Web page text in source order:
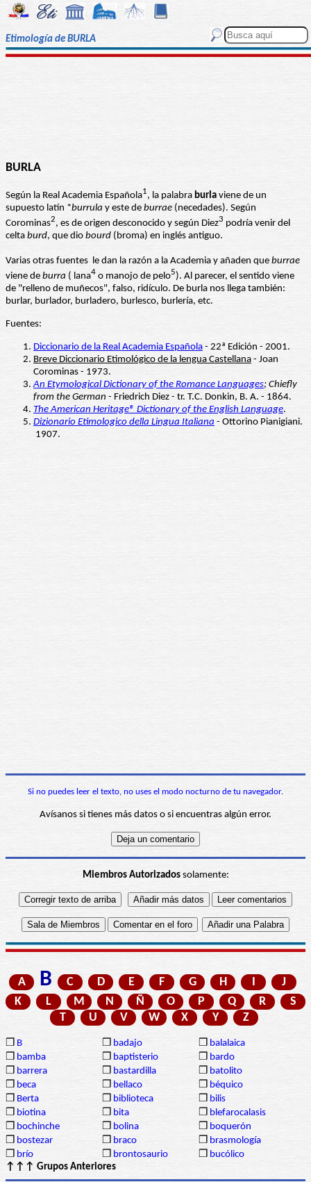
Etimología de BURLA
BURLA
Según la Real Academia Española1, la palabra burla viene de un
supuesto latín *burrula y este de burrae (necedades). Según
Corominas2, es de origen desconocido y según Diez3 podría venir del
celta burd, que dio bourd (broma) en inglés antiguo.
Varias otras fuentes le dan la razón a la Academia y añaden que burrae
viene de burra ( lana4 o manojo de pelo5). Al parecer, el sentido viene
de "relleno de muñecos", falso, ridículo. De burla nos llega también:
burlar, burlador, burladero, burlesco, burlería, etc.
Fuentes:
Diccionario de la Real Academia Española - 22ª Edición - 2001.
Breve Diccionario Etimológico de la lengua Castellana - Joan
Corominas - 1973.
An Etymological Dictionary of the Romance Languages; Chiefly
from the German - Friedrich Diez - tr. T.C. Donkin, B. A. - 1864.
The American Heritage® Dictionary of the English Language.
Dizionario Etimologico della Lingua Italiana - Ottorino Pianigiani.
1907.
Si no puedes leer el texto, no uses el modo nocturno de tu navegador.
Avísanos si tienes más datos o si encuentras algún error.
Miembros Autorizadossolamente:
A B C D E F G H I
J
K
L M N Ñ O P Q R
S
T
U V W X Y Z
❒ B ❒ badajo ❒ balalaica
❒ bamba ❒ baptisterio ❒ bardo
❒ barrera ❒ bastardilla ❒ batolito
❒ beca ❒ bellaco ❒ béquico
❒ Berta ❒ biblioteca ❒ bilis
❒ biotina ❒ bita ❒ blefarocalasis
❒ bochinche ❒ bolina ❒ boquerón
❒ bostezar ❒ braco ❒ brasmología
❒ brío ❒ brontosaurio ❒ bucólico
↑↑↑ Grupos Anteriores